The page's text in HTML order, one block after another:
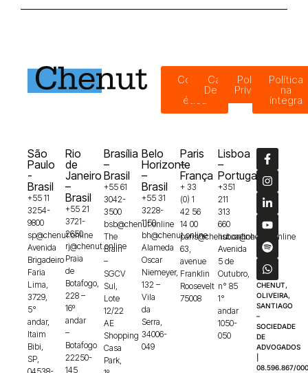
Código
ética
Canal de
Denúncias
Política de
Privacidade
Política
na
íntegra
São
Paulo
-
Brasil
+55 11
3254-
9800
sp@chenut.online
Avenida
Brigadeiro
Faria
Lima,
3729,
5°
andar,
Itaim
Bibi,
SP,
Rio
de
Janeiro
–
Brasil
+55 21
3721-
2650
rj@chenut.online
Praia
de
Botafogo,
228 –
16º
andar
–
Botafogo
22250-
145
Brasília
–
Brasil
+55 61
3042-
3500
bsb@chenut.online
The
Brain
–
SGCV
Sul,
Lote
12/22
AE
Shopping
Casa
Park,
Belo
Horizonte
–
Brasil
+55 31
3228-
1150
bh@chenut.online
Alameda
Oscar
Niemeyer,
132 –
Vila
da
Serra,
34006-
049
Paris
–
França
+ 33
(0) 1
42 56
14 00
paris@chenut.online
63,
avenue
Franklin
Roosevelt
75008
Lisboa
–
Portugal
+351
211
313
660
lisboa@chenut.online
Avenida
5 de
Outubro,
n° 85
1°
andar
1050-
050
CHENUT,
OLIVEIRA,
SANTIAGO
–
SOCIEDADE
DE
ADVOGADOS
08.596.867/